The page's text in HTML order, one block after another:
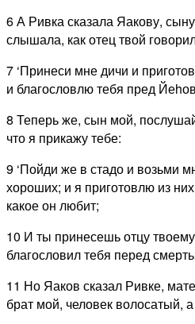
6 А Ривка сказала Яакову,
слышала, как отец твой
7 ‘Принеси мне дичи и
и благословлю тебя пред
8 Теперь же, сын мой,
что я прикажу тебе:
9 ‘Пойди же в стадо и возьми
хороших; и я приготовлю из
какое он любит;
10 И ты принесешь отцу
благословил тебя перед
11 Но Яаков сказал Ривке,
брат мой, человек волосатый,